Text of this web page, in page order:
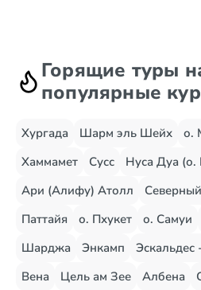
Горящие туры
популярные
Хургада Шарм эль Шейх о.
Хаммамет
Сусс
Нуса Дуа (о.
Ари (Алифу) Атолл
Паттайя
о. Пхукет о. Самуи
Шарджа
Энкамп Эскальдес
Вена
Цель ам Зее Албена